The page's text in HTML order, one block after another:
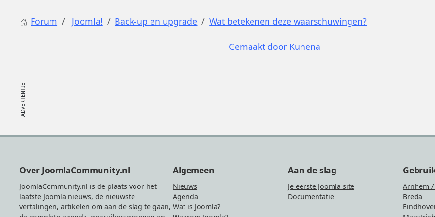
Forum Joomla! Back-up en upgrade Wat betekenen deze waarschuwingen?
Gemaakt door Kunena
Over JoomlaCommunity.nl
JoomlaCommunity.nl is de plaats voor het
laatste Joomla nieuws, de nieuwste
vertalingen, artikelen om aan de slag te gaan,
Algemeen
Nieuws
Agenda
Wat is Joomla?
Aan de slag
Je eerste Joomla site
Documentatie
Arnhem
Breda